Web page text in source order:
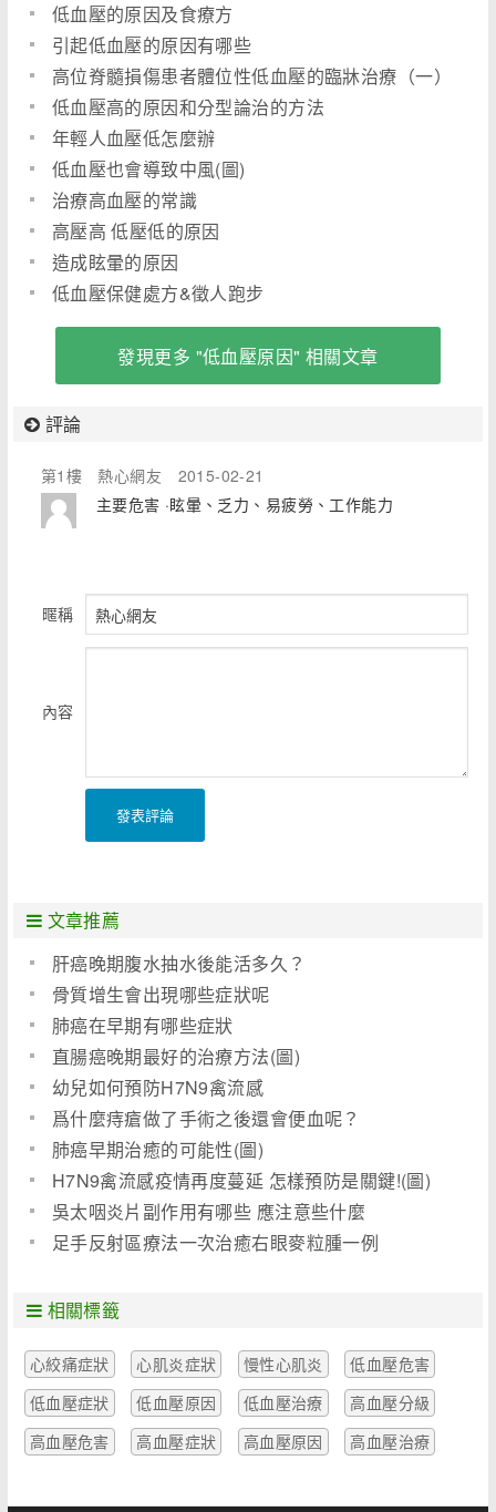
低血壓的原因及食療方
引起低血壓的原因有哪些
高位脊髓損傷患者體位性低血壓的臨牀治療（一）
低血壓高的原因和分型論治的方法
年輕人血壓低怎麼辦
低血壓也會導致中風(圖)
治療高血壓的常識
高壓高 低壓低的原因
造成眩暈的原因
低血壓保健處方&徵人跑步
發現更多 "低血壓原因" 相關文章
評論
第1樓 熱心網友
2015-02-21
主要危害 ·眩暈、乏力、易疲勞、工作能力
暱稱
內容
發表評論
文章推薦
肝癌晚期腹水抽水後能活多久？
骨質增生會出現哪些症狀呢
肺癌在早期有哪些症狀
直腸癌晚期最好的治療方法(圖)
幼兒如何預防H7N9禽流感
爲什麼痔瘡做了手術之後還會便血呢？
肺癌早期治癒的可能性(圖)
H7N9禽流感疫情再度蔓延 怎樣預防是關鍵!(圖)
吳太咽炎片副作用有哪些 應注意些什麼
足手反射區療法一次治癒右眼麥粒腫一例
相關標籤
心絞痛症狀 心肌炎症狀 慢性心肌炎
低血壓危害
低血壓症狀
低血壓原因 低血壓治療
高血壓分級
高血壓危害
高血壓症狀 高血壓原因 高血壓治療